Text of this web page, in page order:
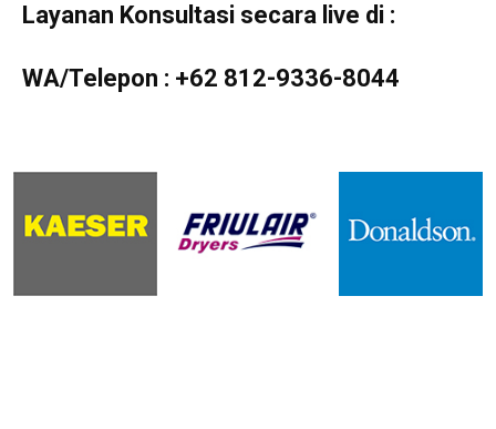
Layanan Konsultasi secara live di :
WA/Telepon : +62 812-9336-8044